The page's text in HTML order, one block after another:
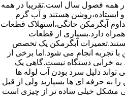
در همه فصول سال است.تقریبا در همه
ایستاده،روشن هستند و آب گرم
آبگرمکن خانگی،استهلاک قطعات
دارد.بسیاری از قطعات
آبگرمکن یک تخصص
تجربه انجام می شود.اما برخی از
خرابی دستگاه نیست.گاهی یک
تواند دلیل سرد بودن آب لوله ها
به حرفه ای ها بسپارید ولی از قبل
مشکل خیلی ساده تر از چیزی است